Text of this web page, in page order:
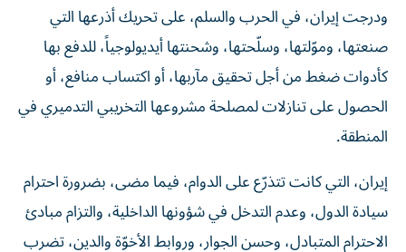
ودرجت إيران، في الحرب والسلم، على تحريك أذرعها التي
صنعتها، وموّلتها، وسلّحتها، وشحنتها أيديولوجياً، للدفع بها
كأدوات ضغط من أجل تحقيق مآربها، أو اكتساب منافع، أو
الحصول على تنازلات لمصلحة مشروعها التخريبي التدميري في
المنطقة.
إيران، التي كانت تتذرّع على الدوام، فيما مضى، بضرورة احترام
سيادة الدول، وعدم التدخل في شؤونها الداخلية، والتزام مبادئ
الاحترام المتبادل، وحسن الجوار، وروابط الأخوّة والدين، تضرب